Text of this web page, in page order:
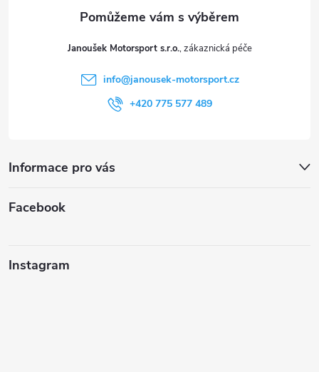
Janoušek Motorsport s.r.o.
info@janousek-motorsport.cz
+420 775 577 489
Informace pro vás
Facebook
Instagram